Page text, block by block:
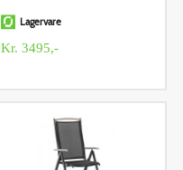
Lagervare
Kr. 3495,-